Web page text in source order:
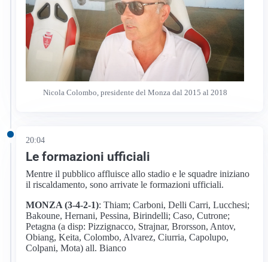
Nicola Colombo, presidente del Monza dal 2015 al 2018
20:04
Le formazioni ufficiali
Mentre il pubblico affluisce allo stadio e le squadre iniziano
il riscaldamento, sono arrivate le formazioni ufficiali.
MONZA (3-4-2-1): Thiam; Carboni, Delli Carri, Lucchesi;
Bakoune, Hernani, Pessina, Birindelli; Caso, Cutrone;
Petagna (a disp: Pizzignacco, Strajnar, Brorsson, Antov,
Obiang, Keita, Colombo, Alvarez, Ciurria, Capolupo,
Colpani, Mota) all. Bianco